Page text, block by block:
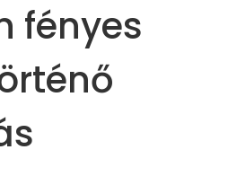
fényes